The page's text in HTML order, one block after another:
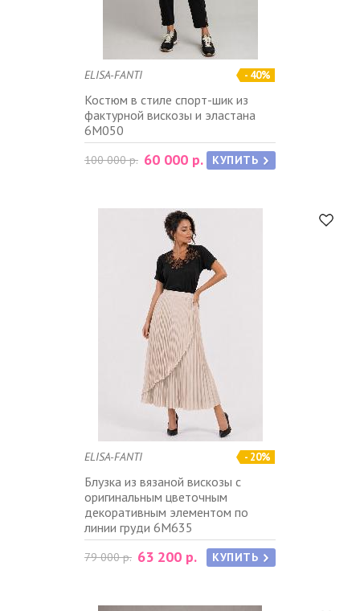
- 40%
ELISA-FANTI
Костюм в стиле спорт-шик из
фактурной вискозы и эластана
6M050
100 000 р. 60 000 р. КУПИТЬ
- 20%
ELISA-FANTI
Блузка из вязаной вискозы с
оригинальным цветочным
декоративным элементом по
линии груди 6M635
79 000 р. 63 200 р. КУПИТЬ